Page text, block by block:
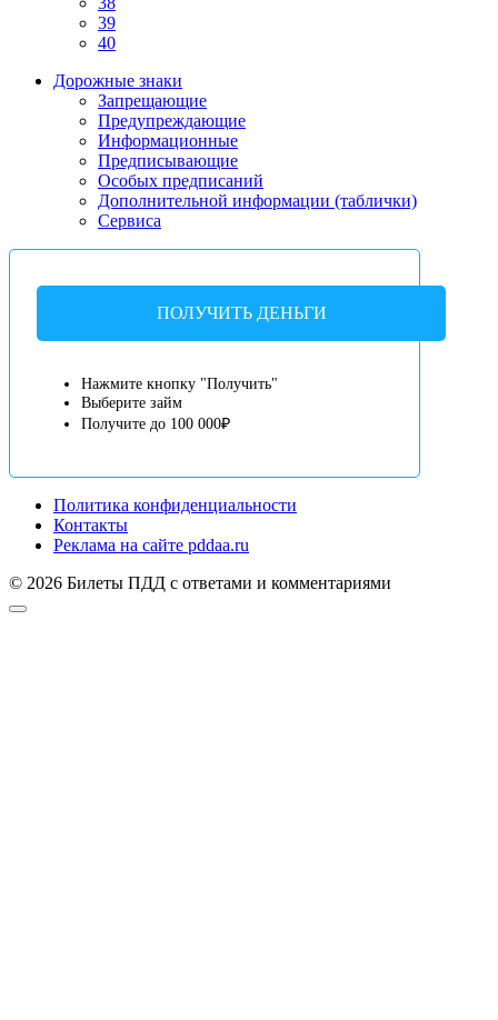
39
40
Дорожные знаки
Запрещающие
Предупреждающие
Информационные
Предписывающие
Особых предписаний
Дополнительной информации (таблички)
Сервиса
ПОЛУЧИТЬ ДЕНЬГИ
Нажмите кнопку "Получить"
Выберите займ
Получите до 100 000₽
Политика конфиденциальности
Контакты
Реклама на сайте pddaa.ru
© 2026 Билеты ПДД с ответами и комментариями